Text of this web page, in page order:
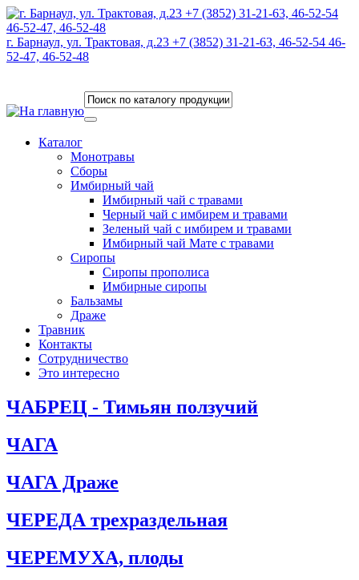
г. Барнаул, ул. Трактовая, д.23 +7 (3852) 31-21-63, 46-52-54 46-
52-47, 46-52-48
Каталог
Монотравы
Сборы
Имбирный чай
Имбирный чай с травами
Черный чай с имбирем и травами
Зеленый чай с имбирем и травами
Имбирный чай Мате с травами
Сиропы
Сиропы прополиса
Имбирные сиропы
Бальзамы
Драже
Травник
Контакты
Сотрудничество
Это интересно
ЧАБРЕЦ - Тимьян ползучий
ЧАГА
ЧАГА Драже
ЧЕРЕДА трехраздельная
ЧЕРЕМУХА, плоды